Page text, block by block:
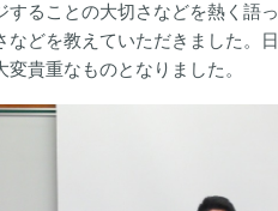
することの大切さなどを熱く語
などを教えていただきました。
変貴重なものとなりました。